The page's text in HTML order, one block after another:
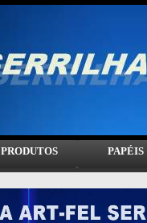
PRODUTOS PAPÉIS